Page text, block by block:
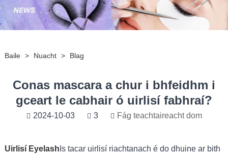
Baile > Nuacht > Blag
Conas mascara a chur i bhfeidhm i
gceart le cabhair ó uirlisí fabhraí?
2024-10-03 3 Fág teachtaireacht dom
Uirlisí Eyelash Is tacar uirlisí riachtanach é do dhuine ar bith